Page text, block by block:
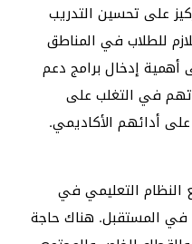
على تحسين التدريب
للطلاب في المناطق
أهمية إدخال برامج دعم
في التغلب على
أدائهم الأكاديمي.
بريف 2024، يتطلع النظام التعليمي في
في المستقبل. هناك حاجة